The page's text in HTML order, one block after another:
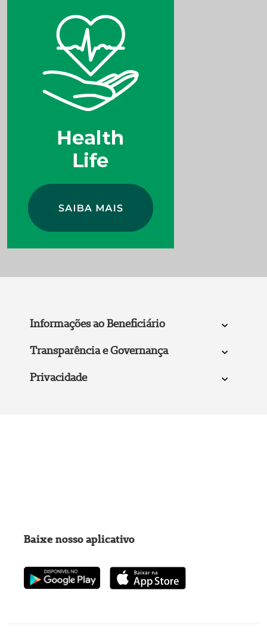
Informações ao Beneficiário
Transparência e Governança
Privacidade
Baixe nosso aplicativo